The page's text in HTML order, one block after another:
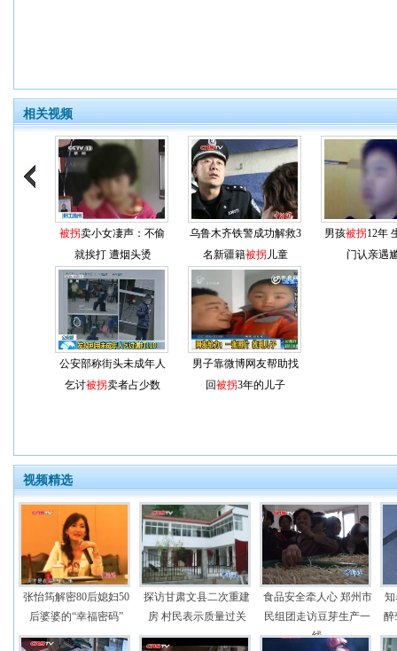
相关视频
被拐卖小女凄声：不偷
就挨打 遭烟头烫
乌鲁木齐铁警成功解救3
名新疆籍被拐 儿童
男孩被拐12年
门认亲遇
公安部称街头未成年人
乞讨被拐卖者占少数
男子靠微博网友帮助找
回被拐3年的儿子
视频精选
张怡筠解密80后媳妇50
后婆婆的“幸福密码”
探访甘肃文县二次重建
房 村民表示质量过关
食品安全牵人心 郑州市
民组团走访豆芽生产一
线
醉